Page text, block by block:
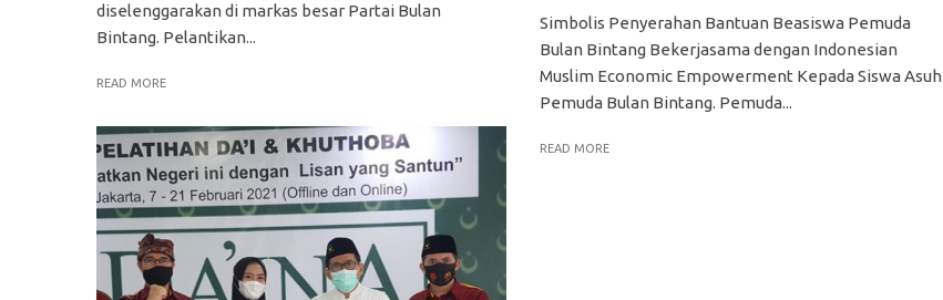
diselenggarakan di markas besar Partai Bulan
Bintang. Pelantikan...
READ MORE
Simbolis Penyerahan Bantuan Beasiswa Pemuda
Bulan Bintang Bekerjasama dengan Indonesian
Muslim Economic Empowerment Kepada Siswa Asuh
Pemuda Bulan Bintang. Pemuda...
READ MORE